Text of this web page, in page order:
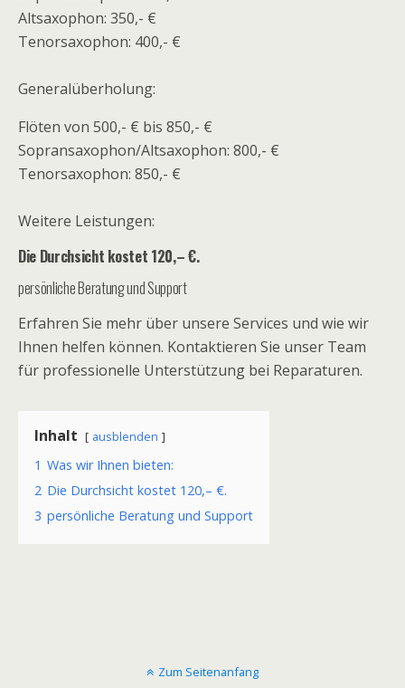
Altsaxophon: 350,- €
Tenorsaxophon: 400,- €
Generalüberholung:
Flöten von 500,- € bis 850,- €
Sopransaxophon/Altsaxophon: 800,- €
Tenorsaxophon: 850,- €
Weitere Leistungen:
Die Durchsicht kostet 120,– €.
persönliche Beratung und Support
Erfahren Sie mehr über unsere Services und wie wir
Ihnen helfen können. Kontaktieren Sie unser Team
für professionelle Unterstützung bei Reparaturen.
Inhalt ausblenden
1 Was wir Ihnen bieten:
2 Die Durchsicht kostet 120,– €.
3 persönliche Beratung und Support
Zum Seitenanfang